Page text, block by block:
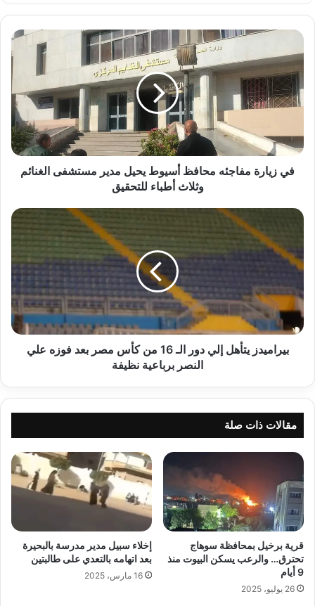
في
زيارة
مفاجئه
محافظ
أسيوط
يحيل
مستشفى
الغنائم
وثلاث
في زيارة مفاجئه محافظ أسيوط يحيل مدير مستشفى الغنائم
وثلاث أطباء للتحقيق
بيراميدز
دور
الـ
16
من
كأس
مصر
نظيفة
بيراميدز يتأهل إلي دور الـ 16 من كأس مصر بعد فوزه علي
النصر برباعية نظيفة
مقالات ذات صلة
قرية برخيل بمحافظة سوهاج
تحترق… والرعب يسكن البيوت منذ
9 أيام
26 يوليو، 2025
إخلاء سبيل مدير مدرسة بالبحيرة
بعد اتهامه بالتعدي على طالبتين
16 مارس، 2025